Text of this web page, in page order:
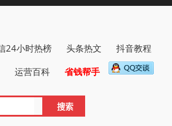
24小时热榜 头条热文
抖音教程
运营百科 省钱帮手